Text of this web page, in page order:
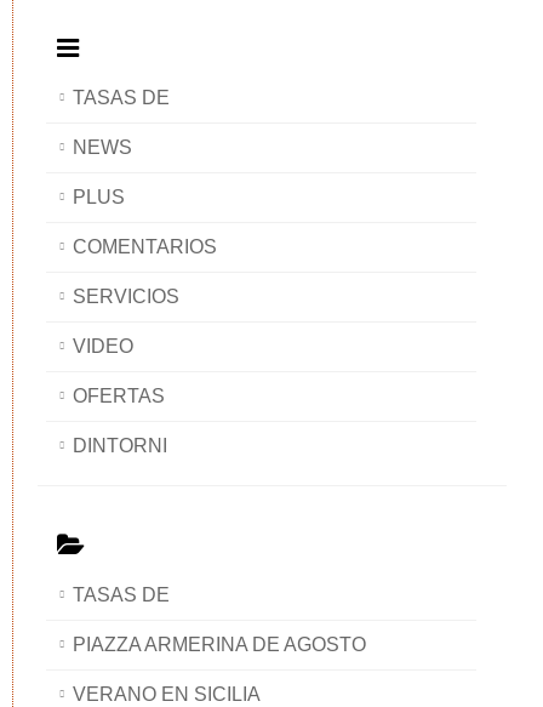
TASAS DE
NEWS
PLUS
COMENTARIOS
SERVICIOS
VIDEO
OFERTAS
DINTORNI
TASAS DE
PIAZZA ARMERINA DE AGOSTO
VERANO EN SICILIA